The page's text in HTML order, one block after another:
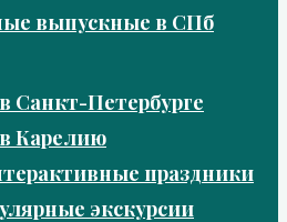
выпускные в СПб
Санкт-Петербурге
Карелию
праздники
экскурсии